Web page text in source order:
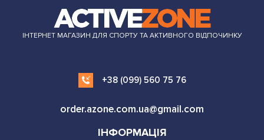
ІНТЕРНЕТ МАГАЗИН ДЛЯ СПОРТУ ТА АКТИВНОГО ВІДПОЧИНКУ
+38 (099) 560 75 76
order.azone.com.ua@gmail.com
ІНФОРМАЦІЯ